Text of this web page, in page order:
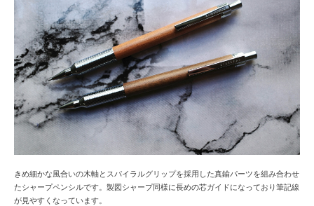
きめ細かな風合いの木軸とスパイラルグリップを採用した真鍮パーツを組み合わせ
たシャープペンシルです。製図シャープ同様に長めの芯ガイドになっており筆記線
が見やすくなっています。